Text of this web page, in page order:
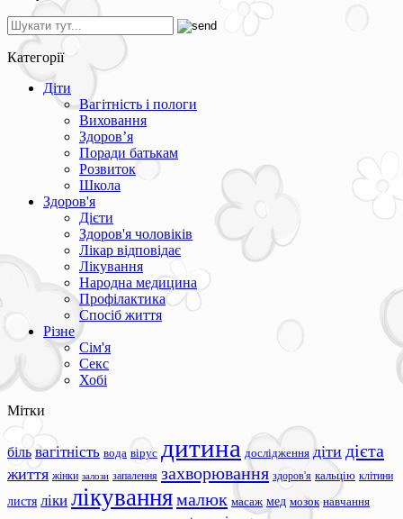
Категорії
Діти
Вагітність і пологи
Виховання
Здоров’я
Поради батькам
Розвиток
Школа
Здоров'я
Дієти
Здоров'я чоловіків
Лікар відповідає
Лікування
Народна медицина
Профілактика
Спосіб життя
Різне
Сім'я
Секс
Хобі
Мітки
біль вагітність вода вірус дитина дослідження діти дієта
життя жінки залози запалення захворювання здоров'я кальцію клітини
листя ліки лікуваннямалюк масаж мед мозок навчання